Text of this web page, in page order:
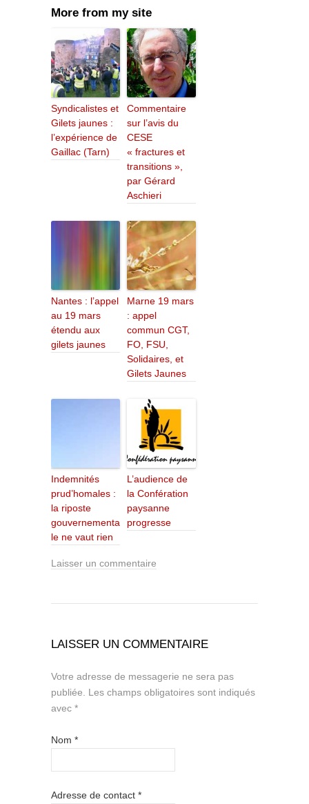
More from my site
Syndicalistes et
Gilets jaunes :
l’expérience de
Gaillac (Tarn)
Commentaire
sur l’avis du
CESE
« fractures et
transitions »,
par Gérard
Aschieri
Nantes : l’appel
au 19 mars
étendu aux
gilets jaunes
Marne 19 mars
: appel
commun CGT,
FO, FSU,
Solidaires, et
Gilets Jaunes
Indemnités
prud’homales :
la riposte
gouvernementa
le ne vaut rien
L’audience de
la Confération
paysanne
progresse
Laisser un commentaire
LAISSER UN COMMENTAIRE
Votre adresse de messagerie ne sera pas
publiée. Les champs obligatoires sont indiqués
avec *
Nom *
Adresse de contact *